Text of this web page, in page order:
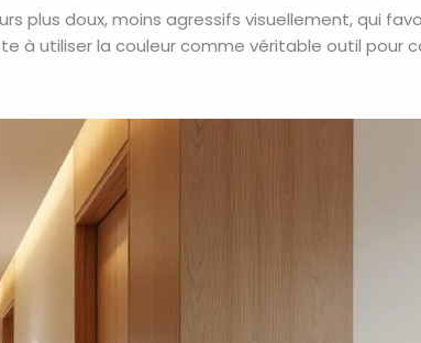
plus doux, moins agressifs visuellement, qui
à utiliser la couleur comme véritable outil pour